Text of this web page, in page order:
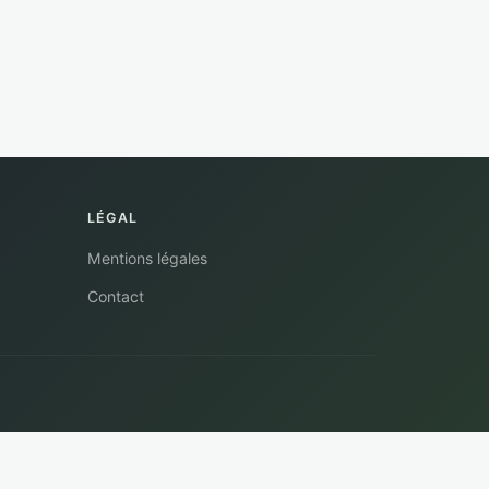
LÉGAL
Mentions légales
Contact